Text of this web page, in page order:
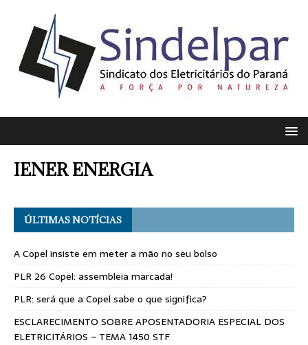
IENER ENERGIA
ÚLTIMAS NOTÍCIAS
A Copel insiste em meter a mão no seu bolso
PLR 26 Copel: assembleia marcada!
PLR: será que a Copel sabe o que significa?
ESCLARECIMENTO SOBRE APOSENTADORIA ESPECIAL DOS
ELETRICITÁRIOS – TEMA 1450 STF